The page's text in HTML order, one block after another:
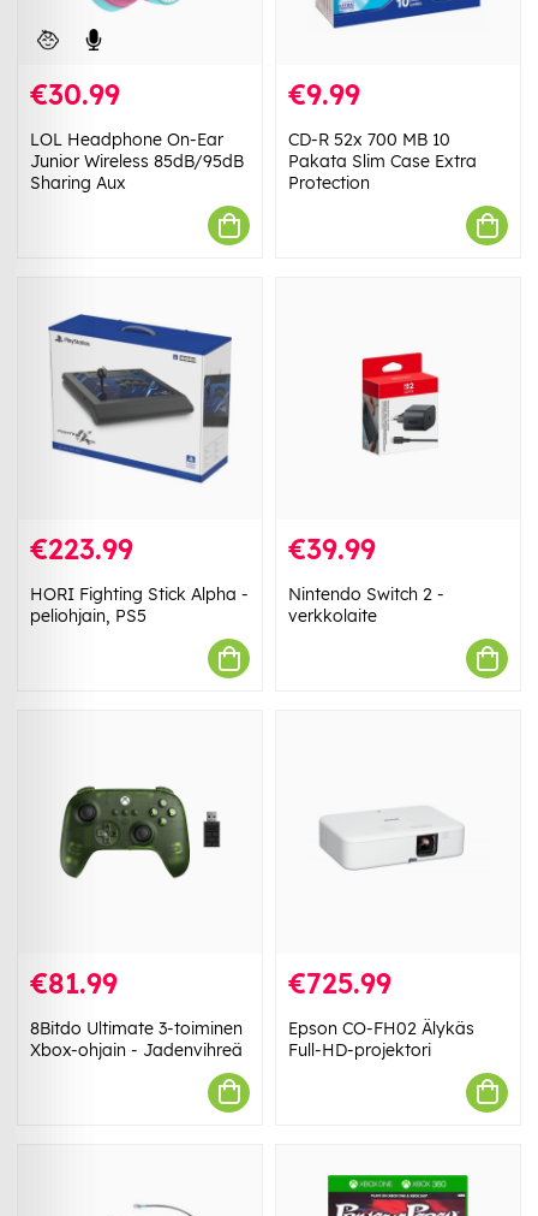
€30.99
LOL Headphone On-Ear
Junior Wireless 85dB/95dB
Sharing Aux
€9.99
CD-R 52x 700 MB 10
Pakata Slim Case Extra
Protection
€223.99
HORI Fighting Stick Alpha -
peliohjain, PS5
€39.99
Nintendo Switch 2 -
verkkolaite
€81.99
8Bitdo Ultimate 3-toiminen
Xbox-ohjain - Jadenvihreä
€725.99
Epson CO-FH02 Älykäs
Full-HD-projektori